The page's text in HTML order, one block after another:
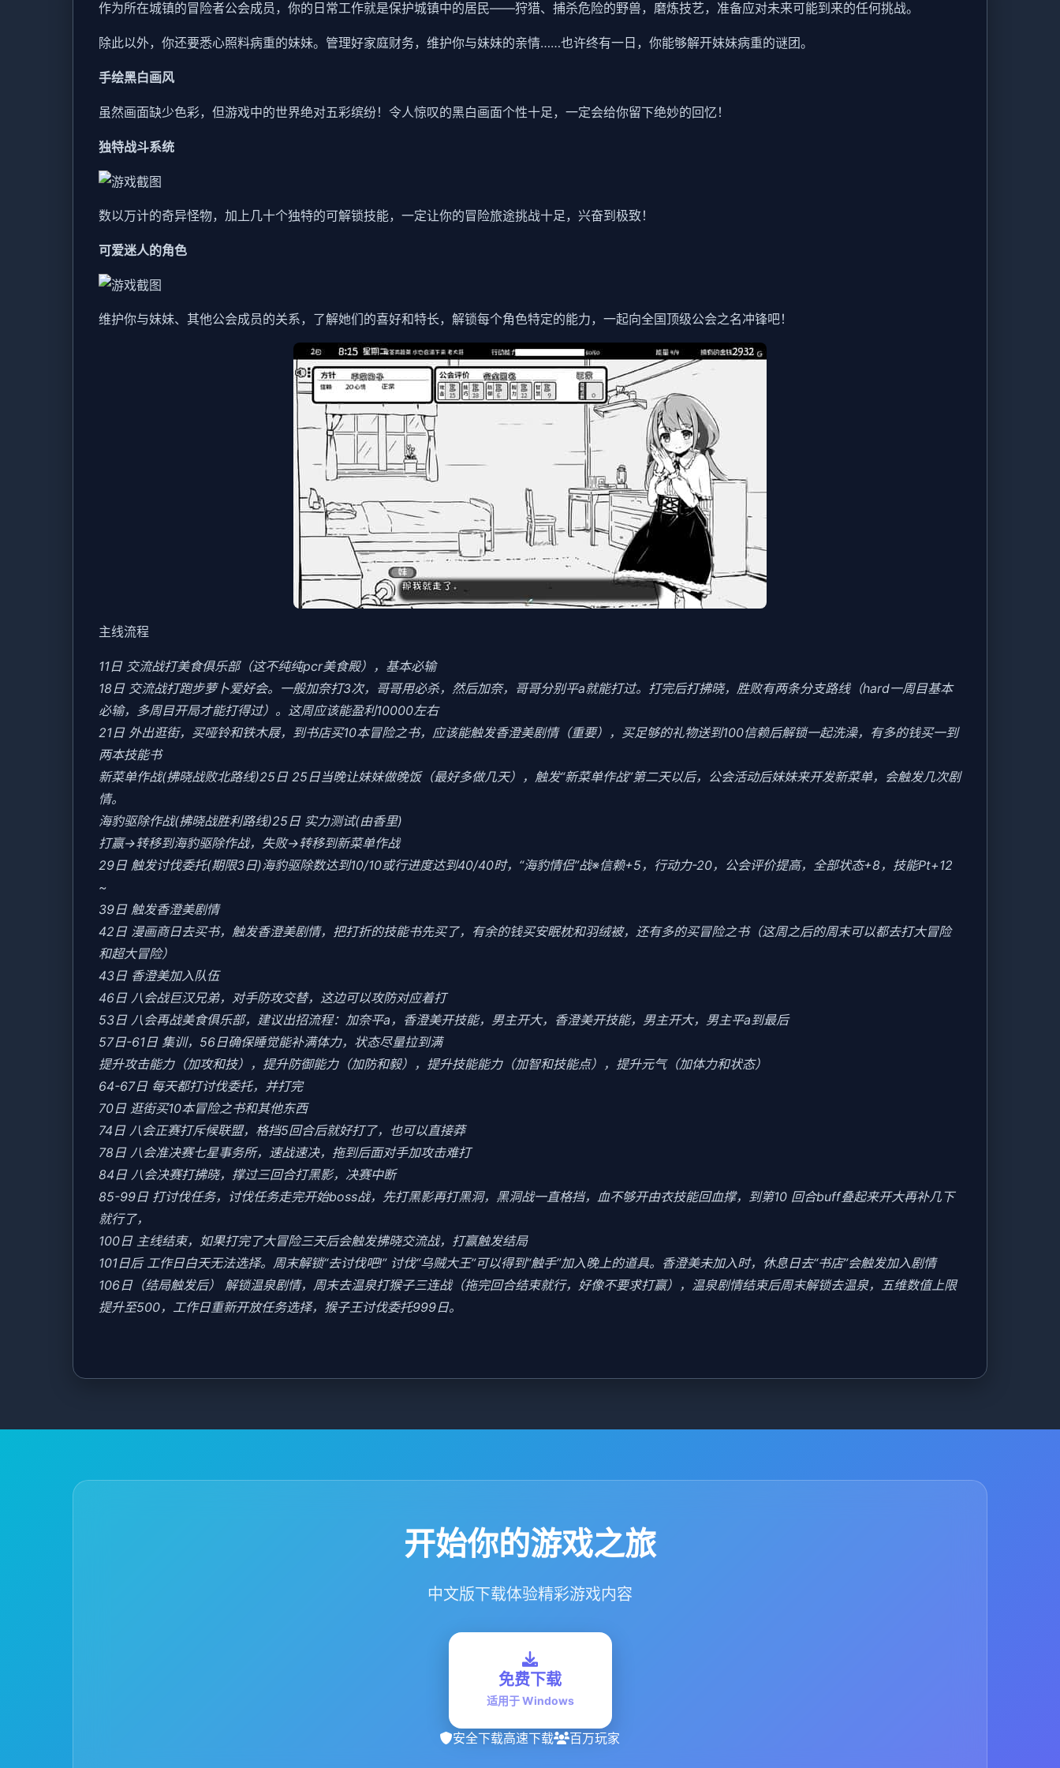
作为所在城镇的冒险者公会成员，你的日常工作就是保护城镇中的居民——狩猎、捕杀危险的野兽，磨炼技艺，准备应对未来可能到来的任何挑战。
除此以外，你还要悉心照料病重的妹妹。管理好家庭财务，维护你与妹妹的亲情……也许终有一日，你能够解开妹妹病重的谜团。
手绘黑白画风
虽然画面缺少色彩，但游戏中的世界绝对五彩缤纷！令人惊叹的黑白画面个性十足，一定会给你留下绝妙的回忆！
独特战斗系统
数以万计的奇异怪物，加上几十个独特的可解锁技能，一定让你的冒险旅途挑战十足，兴奋到极致！
可爱迷人的角色
维护你与妹妹、其他公会成员的关系，了解她们的喜好和特长，解锁每个角色特定的能力，一起向全国顶级公会之名冲锋吧！
主线流程
11日 交流战打美食俱乐部（这不纯纯pcr美食殿），基本必输
18日 交流战打跑步萝卜爱好会。一般加奈打3次，哥哥用必杀，然后加奈，哥哥分别平a就能打过。打完后打拂晓，胜败有两条分支路线（hard一周目基本
必输，多周目开局才能打得过）。这周应该能盈利10000左右
21日 外出逛街，买哑铃和铁木屐，到书店买10本冒险之书，应该能触发香澄美剧情（重要），买足够的礼物送到100信赖后解锁一起洗澡，有多的钱买一到
两本技能书
新菜单作战(拂晓战败北路线)25日 25日当晚让妹妹做晚饭（最好多做几天），触发“新菜单作战”第二天以后，公会活动后妹妹来开发新菜单，会触发几次剧
情。
海豹驱除作战(拂晓战胜利路线)25日 实力测试(由香里)
打赢→转移到海豹驱除作战，失败→转移到新菜单作战
29日 触发讨伐委托(期限3日)海豹驱除数达到10/10或行进度达到40/40时，“海豹情侣”战※信赖+5，行动力-20，公会评价提高，全部状态+8，技能Pt+12
~
39日 触发香澄美剧情
42日 漫画商日去买书，触发香澄美剧情，把打折的技能书先买了，有余的钱买安眠枕和羽绒被，还有多的买冒险之书（这周之后的周末可以都去打大冒险
和超大冒险）
43日 香澄美加入队伍
46日 八会战巨汉兄弟，对手防攻交替，这边可以攻防对应着打
53日 八会再战美食俱乐部，建议出招流程：加奈平a，香澄美开技能，男主开大，香澄美开技能，男主开大，男主平a到最后
57日-61日 集训，56日确保睡觉能补满体力，状态尽量拉到满
提升攻击能力（加攻和技），提升防御能力（加防和毅），提升技能能力（加智和技能点），提升元气（加体力和状态）
64-67日 每天都打讨伐委托，并打完
70日 逛街买10本冒险之书和其他东西
74日 八会正赛打斥候联盟，格挡5回合后就好打了，也可以直接莽
78日 八会准决赛七星事务所，速战速决，拖到后面对手加攻击难打
84日 八会决赛打拂晓，撑过三回合打黑影，决赛中断
85-99日 打讨伐任务，讨伐任务走完开始boss战，先打黑影再打黑洞，黑洞战一直格挡，血不够开由衣技能回血撑，到第10 回合buff叠起来开大再补几下
就行了，
100日 主线结束，如果打完了大冒险三天后会触发拂晓交流战，打赢触发结局
101日后 工作日白天无法选择。周末解锁“去讨伐吧!” 讨伐“乌贼大王”可以得到“触手”加入晚上的道具。香澄美未加入时，休息日去“书店”会触发加入剧情
106日（结局触发后） 解锁温泉剧情，周末去温泉打猴子三连战（拖完回合结束就行，好像不要求打赢），温泉剧情结束后周末解锁去温泉，五维数值上限
提升至500，工作日重新开放任务选择，猴子王讨伐委托999日。
开始你的游戏之旅
中文版下载体验精彩游戏内容
免费下载
适用于 Windows
安全下载高速下载 百万玩家